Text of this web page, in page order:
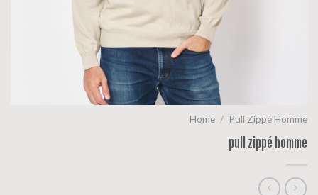
Home / Pull Zippé Homme
pull zippé homme